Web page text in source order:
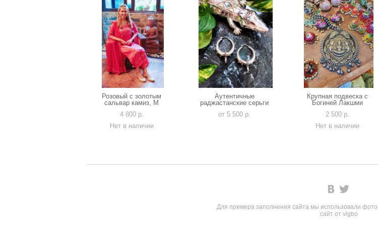
Розовый с золотым
сальвар камиз, М
4 800 p.
Нет в наличии
Аутентичные
раджастанские серьги
от 5 500 p.
Крупная подвеска с
Богиней Лакшми
2 500 p.
Нет в наличии
Для примера заполнения сайта мы использовали
сайт от vigbo